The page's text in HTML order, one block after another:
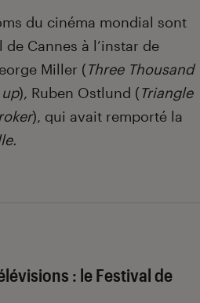
du cinéma mondial sont
de Cannes à l’instar de
Miller (Three Thousand
), Ruben Ostlund (Triangle
), qui avait remporté la
: le Festival de